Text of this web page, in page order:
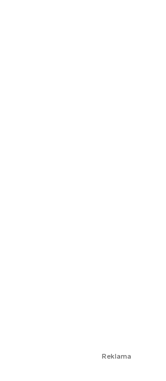
Reklama